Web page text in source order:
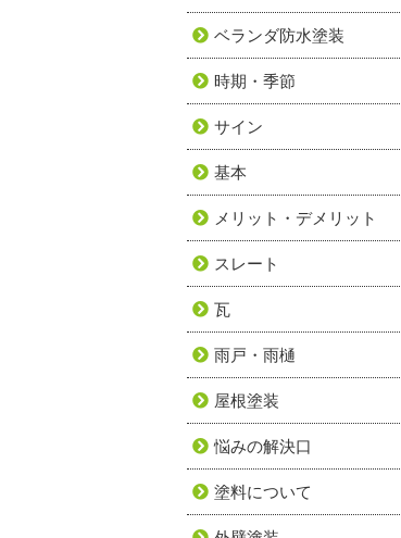
ベランダ防水塗装
時期・季節
サイン
基本
メリット・デメリット
スレート
瓦
雨戸・雨樋
屋根塗装
悩みの解決口
塗料について